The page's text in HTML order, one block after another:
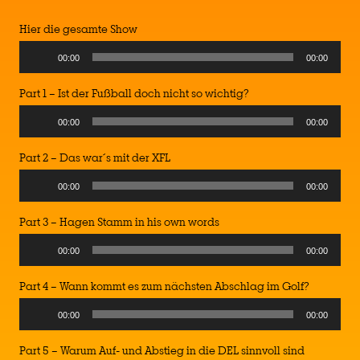
Hier die gesamte Show
Player
00:00 00:00
Part 1 – Ist der Fußball doch nicht so wichtig?
Audio
Player
00:00 00:00
Part 2 – Das war´s mit der XFL
Player
00:00 00:00
Part 3 – Hagen Stamm in his own words
Player
00:00 00:00
Part 4 – Wann kommt es zum nächsten Abschlag im Golf?
Player
00:00 00:00
Part 5 – Warum Auf- und Abstieg in die DEL sinnvoll sind